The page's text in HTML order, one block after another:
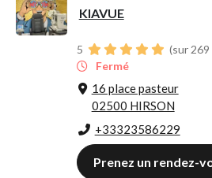
KIAVUE
5
(sur 269
Fermé
16 place pasteur
02500 HIRSON
+33323586229
Prenez un rendez-